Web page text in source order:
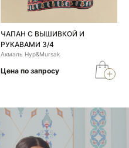
ЧАПАН С ВЫШИВКОЙ И
РУКАВАМИ 3/4
Акмаль Нур&Mursak
Цена по запросу